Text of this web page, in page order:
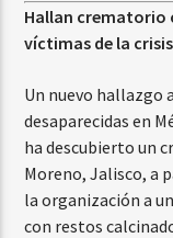
Hallan crematorio
víctimas de la
Un nuevo hallazgo
desaparecidas en
ha descubierto un
Moreno, Jalisco, a
la organización a
con restos